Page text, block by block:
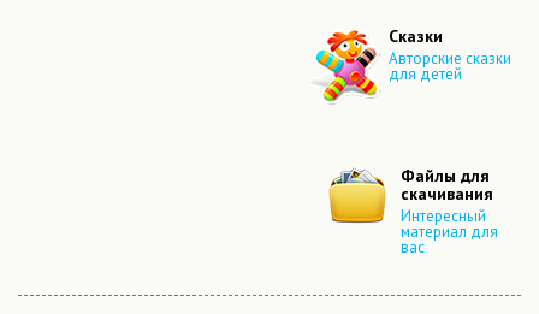
Сказки
Авторские сказки
для детей
Файлы для
скачивания
Интересный
материал для
вас